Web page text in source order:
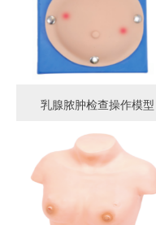
乳腺脓肿检查操作模型